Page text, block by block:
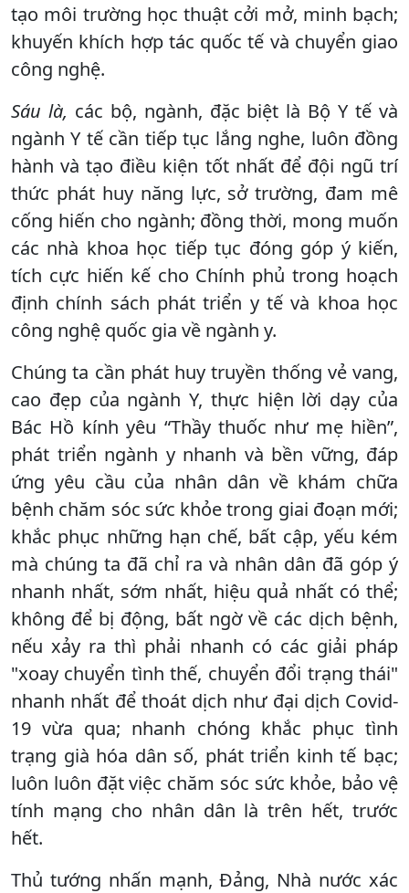
tạo môi trường học thuật cởi mở, minh bạch;
khuyến khích hợp tác quốc tế và chuyển giao
công nghệ.
Sáu là, các bộ, ngành, đặc biệt là Bộ Y tế và
ngành Y tế cần tiếp tục lắng nghe, luôn đồng
hành và tạo điều kiện tốt nhất để đội ngũ trí
thức phát huy năng lực, sở trường, đam mê
cống hiến cho ngành; đồng thời, mong muốn
các nhà khoa học tiếp tục đóng góp ý kiến,
tích cực hiến kế cho Chính phủ trong hoạch
định chính sách phát triển y tế và khoa học
công nghệ quốc gia về ngành y.
Chúng ta cần phát huy truyền thống vẻ vang,
cao đẹp của ngành Y, thực hiện lời dạy của
Bác Hồ kính yêu “Thầy thuốc như mẹ hiền”,
phát triển ngành y nhanh và bền vững, đáp
ứng yêu cầu của nhân dân về khám chữa
bệnh chăm sóc sức khỏe trong giai đoạn mới;
khắc phục những hạn chế, bất cập, yếu kém
mà chúng ta đã chỉ ra và nhân dân đã góp ý
nhanh nhất, sớm nhất, hiệu quả nhất có thể;
không để bị động, bất ngờ về các dịch bệnh,
nếu xảy ra thì phải nhanh có các giải pháp
"xoay chuyển tình thế, chuyển đổi trạng thái"
nhanh nhất để thoát dịch như đại dịch Covid-
19 vừa qua; nhanh chóng khắc phục tình
trạng già hóa dân số, phát triển kinh tế bạc;
luôn luôn đặt việc chăm sóc sức khỏe, bảo vệ
tính mạng cho nhân dân là trên hết, trước
hết.
Thủ tướng nhấn mạnh, Đảng, Nhà nước xác